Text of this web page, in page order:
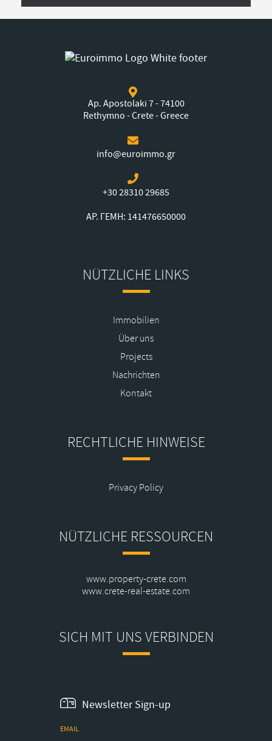
Ap. Apostolaki 7 - 74100
Rethymno - Crete - Greece
info@euroimmo.gr
+30 28310 29685
ΑΡ. ΓΕΜΗ: 141476650000
NÜTZLICHE LINKS
Immobilien
Über uns
Projects
Nachrichten
Kontakt
RECHTLICHE HINWEISE
Privacy Policy
NÜTZLICHE RESSOURCEN
www.property-crete.com
www.crete-real-estate.com
SICH MIT UNS VERBINDEN
Newsletter Sign-up
EMAIL